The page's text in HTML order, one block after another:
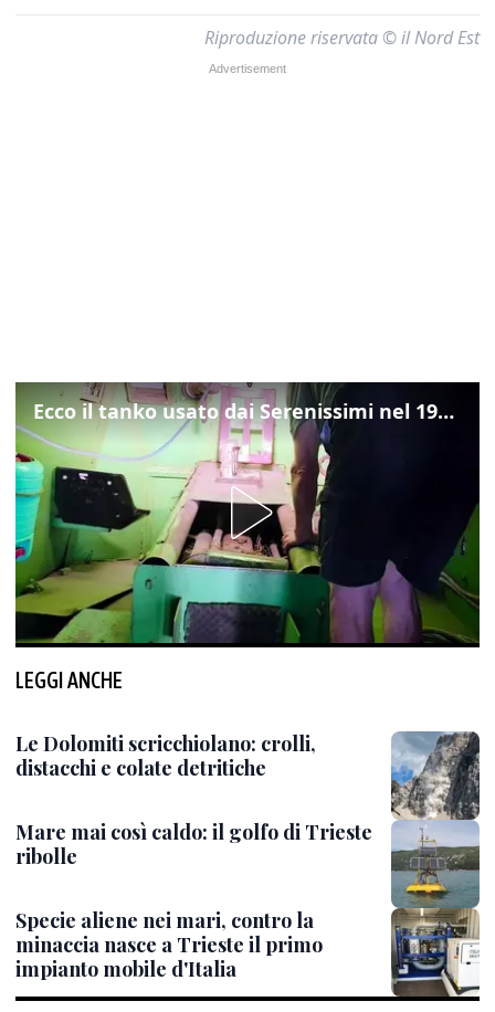
Riproduzione riservata © il Nord Est
Ecco il tanko usato dai Serenissimi nel 1997 per il blitz a San Marco
LEGGI ANCHE
Le Dolomiti scricchiolano: crolli,
distacchi e colate detritiche
Mare mai così caldo: il golfo di Trieste
ribolle
Specie aliene nei mari, contro la
minaccia nasce a Trieste il primo
impianto mobile d'Italia